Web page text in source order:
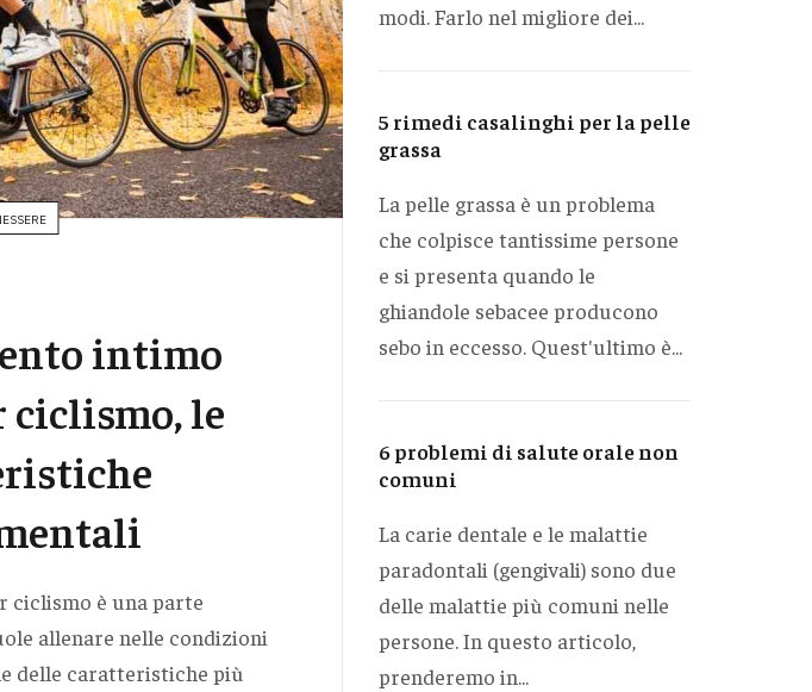
intimo
ciclismo, le
ciclismo è una parte
allenare nelle condizioni
delle caratteristiche più
modi. Farlo nel migliore dei...
5 rimedi casalinghi per la pelle
grassa
La pelle grassa è un problema
che colpisce tantissime persone
e si presenta quando le
ghiandole sebacee producono
sebo in eccesso. Quest'ultimo è...
6 problemi di salute orale non
comuni
La carie dentale e le malattie
paradontali (gengivali) sono due
delle malattie più comuni nelle
persone. In questo articolo,
prenderemo in...